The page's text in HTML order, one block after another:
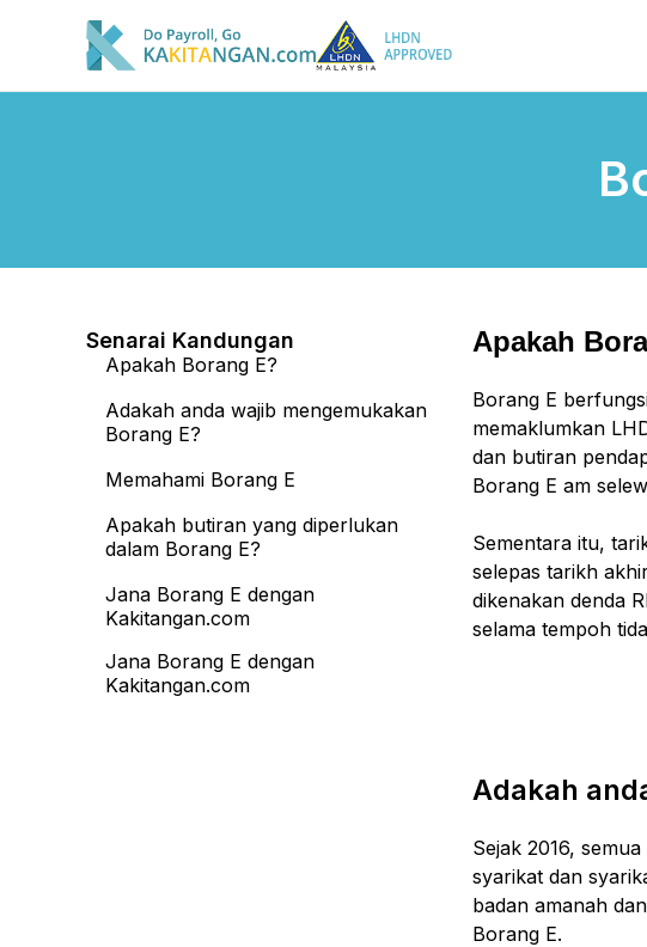
Senarai Kandungan
Apakah Borang E?
Adakah anda wajib mengemukakan
Borang E?
Memahami Borang E
Apakah butiran yang diperlukan
dalam Borang E?
Jana Borang E dengan
Kakitangan.com
Jana Borang E dengan
Kakitangan.com
Apakah
Borang E
memaklumkan
dan butiran
Borang E am
Sementara itu,
selepas tarikh
dikenakan denda
selama tempoh
Adakah
Sejak 2016,
syarikat dan
badan amanah
Borang E.